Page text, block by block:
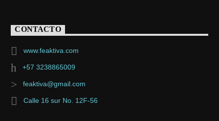
CONTACTO
www.feaktiva.com
+57 3238865009
feaktiva@gmail.com
Calle 16 sur No. 12F-56